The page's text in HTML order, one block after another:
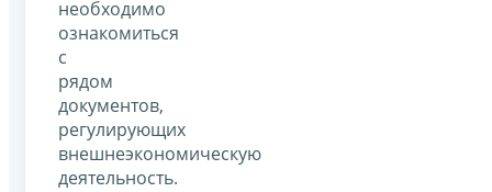
необходимо
ознакомиться
с
рядом
документов,
регулирующих
внешнеэкономическую
деятельность.